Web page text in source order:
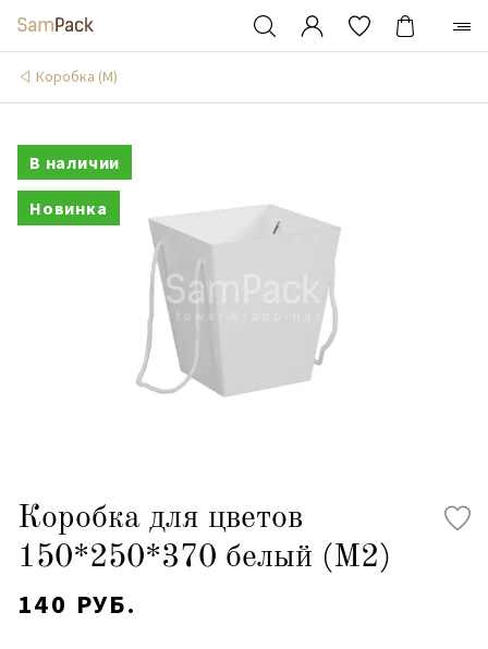
Коробка (М)
В наличии
Новинка
Коробка для цветов
150*250*370 белый (М2)
140 РУБ.